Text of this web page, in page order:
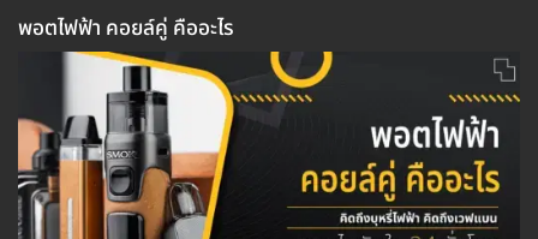
พอตไฟฟ้า คอยล์คู่ คืออะไร